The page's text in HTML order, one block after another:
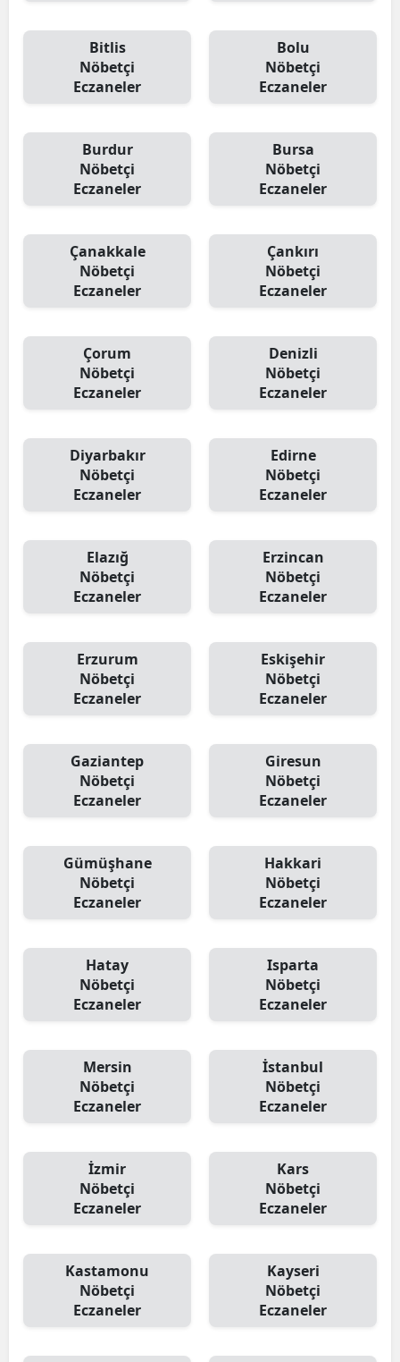
Bitlis
Nöbetçi
Eczaneler
Bolu
Nöbetçi
Eczaneler
Burdur
Nöbetçi
Eczaneler
Bursa
Nöbetçi
Eczaneler
Çanakkale
Nöbetçi
Eczaneler
Çankırı
Nöbetçi
Eczaneler
Çorum
Nöbetçi
Eczaneler
Denizli
Nöbetçi
Eczaneler
Diyarbakır
Nöbetçi
Eczaneler
Edirne
Nöbetçi
Eczaneler
Elazığ
Nöbetçi
Eczaneler
Erzincan
Nöbetçi
Eczaneler
Erzurum
Nöbetçi
Eczaneler
Eskişehir
Nöbetçi
Eczaneler
Gaziantep
Nöbetçi
Eczaneler
Giresun
Nöbetçi
Eczaneler
Gümüşhane
Nöbetçi
Eczaneler
Hakkari
Nöbetçi
Eczaneler
Hatay
Nöbetçi
Eczaneler
Isparta
Nöbetçi
Eczaneler
Mersin
Nöbetçi
Eczaneler
İstanbul
Nöbetçi
Eczaneler
İzmir
Nöbetçi
Eczaneler
Kars
Nöbetçi
Eczaneler
Kastamonu
Nöbetçi
Eczaneler
Kayseri
Nöbetçi
Eczaneler